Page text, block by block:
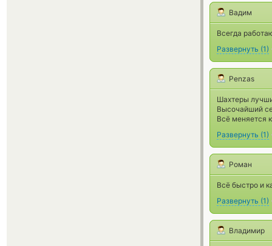
Вадим
Всегда
Развернуть (1)
Penzas
Шахтеры
Высочайший
Всё меняется
Развернуть (1)
Роман
Всё быстро и
Развернуть (1)
Владимир